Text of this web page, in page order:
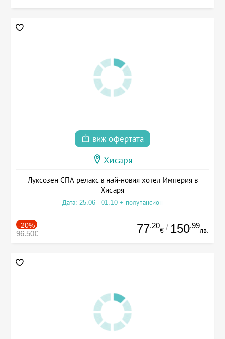
виж офертата
Хисаря
Луксозен СПА релакс в най-новия хотел Империя в
Хисаря
Дата: 25.06 - 01.10 + полупансион
-20%
96.50€ 77.20
€ / 150.99
лв.